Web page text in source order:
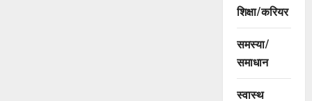
शिक्षा/करियर
समस्या/
समाधान
स्वास्थ